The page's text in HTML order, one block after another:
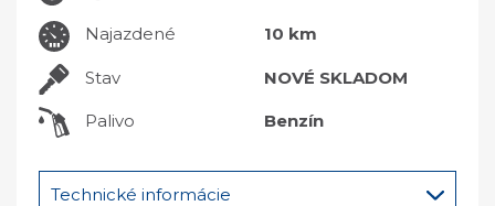
Najazdené 10 km
Stav NOVÉ SKLADOM
Palivo Benzín
Technické informácie